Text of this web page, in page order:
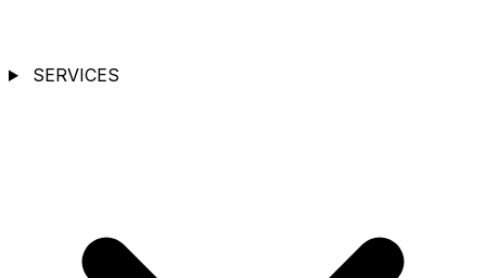
SERVICES